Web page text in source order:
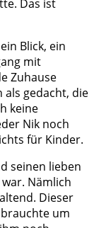
Das ist
Blick, ein
mit
Zuhause
als gedacht, die
keine
Nik noch
für Kinder.
seinen lieben
Nämlich
Dieser
um